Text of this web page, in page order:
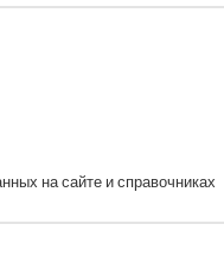
на сайте и справочниках